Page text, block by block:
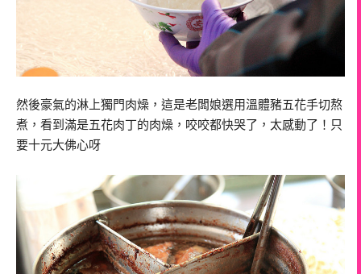
然後豪氣的淋上獨門肉燥，這是老闆娘選用溫體豬五花手切熬
煮，看到滿是五花肉丁的肉燥，咬咬都快哭了，太感動了！只
要十元大佛心呀